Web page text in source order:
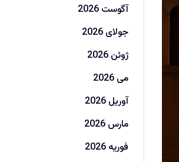
آگوست 2026
جولای 2026
ژوئن 2026
می 2026
آوریل 2026
مارس 2026
فوریه 2026